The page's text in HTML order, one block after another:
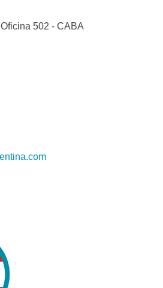
502 - CABA